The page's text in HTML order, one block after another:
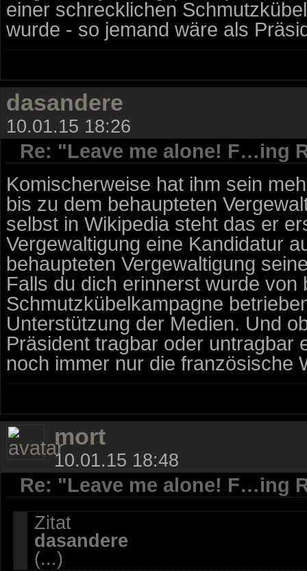
einer schrecklichen
wurde - so jemand wäre als
dasandere
10.01.15 18:26
Re: "Leave me alone! F…ing
Komischerweise hat ihm sein
bis zu dem behaupteten
selbst in Wikipedia steht das er
Vergewaltigung eine Kandidatur
behaupteten Vergewaltigung
Falls du dich erinnerst wurde
Schmutzkübelkampagne
Unterstützung der Medien. Und
Präsident tragbar oder untragbar
noch immer nur die französische
mort
10.01.15 18:48
Re: "Leave me alone! F…ing
Zitat
dasandere
(...)